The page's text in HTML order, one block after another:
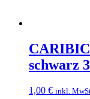
schwarz
1,00 € inkl.